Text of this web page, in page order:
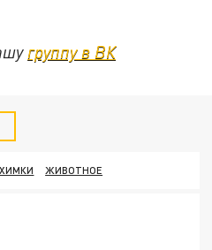
группу в ВК
ХИМКИ ЖИВОТНОЕ